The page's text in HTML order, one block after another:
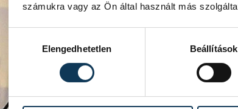
számukra vagy az Ön által használt más
Elengedhetetlen
Beállítások